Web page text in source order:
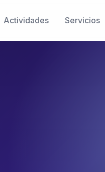
Actividades Servicios